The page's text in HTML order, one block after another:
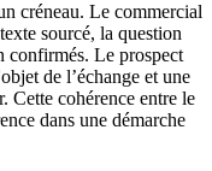
créneau. Le commercial
sourcé, la question
confirmés. Le prospect
de l’échange et une
Cette cohérence entre le
dans une démarche